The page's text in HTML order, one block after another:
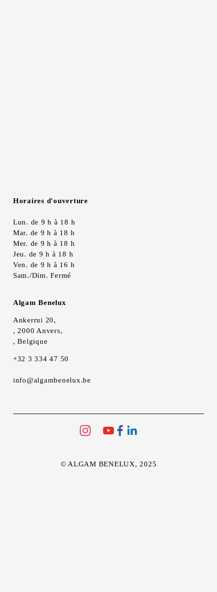
Horaires d'ouverture
Lun. de 9 h à 18 h
Mar. de 9 h à 18 h
Mer. de 9 h à 18 h
Jeu. de 9 h à 18 h
Ven. de 9 h à 16 h
Sam./Dim. Fermé
Algam Benelux
Ankerrui 20,
, 2000 Anvers,
, Belgique
+32 3 334 47 50
info@algambenelux.be
© ALGAM BENELUX, 2025